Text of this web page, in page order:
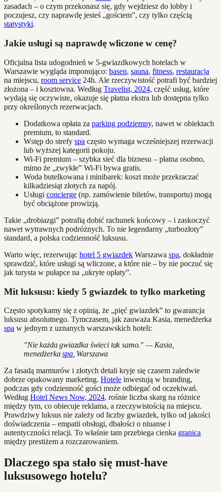
zasadach – o czym przekonasz się, gdy wejdziesz do lobby i
poczujesz, czy naprawdę jesteś „gościem”, czy tylko częścią
statystyki.
Jakie usługi są naprawdę wliczone w cenę?
Oficjalna lista udogodnień w 5-gwiazdkowych hotelach w
Warszawie wygląda imponująco: basen, sauna, fitness, restauracja
na miejscu, room service 24h. Ale rzeczywistość potrafi być bardziej
złożona – i kosztowna. Według Travelist, 2024, część usług, które
wydają się oczywiste, okazuje się płatna ekstra lub dostępna tylko
przy określonych rezerwacjach.
Dodatkowa opłata za parking podziemny, nawet w obiektach
premium, to standard.
Wstęp do strefy spa często wymaga wcześniejszej rezerwacji
lub wyższej kategorii pokoju.
Wi-Fi premium – szybka sieć dla biznesu – płatna osobno,
mimo że „zwykłe” Wi-Fi bywa gratis.
Woda butelkowana i minibarek: koszt może przekraczać
kilkadziesiąt złotych za napój.
Usługi concierge (np. zamówienie biletów, transportu) mogą
być obciążone prowizją.
Takie „drobiazgi” potrafią dobić rachunek końcowy – i zaskoczyć
nawet wytrawnych podróżnych. To nie legendarny „turbozłoty”
standard, a polska codzienność luksusu.
Warto więc, rezerwując hotel 5 gwiazdek Warszawa spa, dokładnie
sprawdzić, które usługi są wliczone, a które nie – by nie poczuć się
jak turysta w pułapce na „ukryte opłaty”.
Mit luksusu: kiedy 5 gwiazdek to tylko marketing
Często spotykamy się z opinią, że „pięć gwiazdek” to gwarancja
luksusu absolutnego. Tymczasem, jak zauważa Kasia, menedżerka
spa w jednym z uznanych warszawskich hoteli:
"Nie każda gwiazdka świeci tak samo." — Kasia,
menedżerkaspa, Warszawa
Za fasadą marmurów i złotych detali kryje się czasem zaledwie
dobrze opakowany marketing. Hotele inwestują w branding,
podczas gdy codzienność gości może odbiegać od oczekiwań.
Według Hotel News Now, 2024, rośnie liczba skarg na różnice
między tym, co obiecuje reklama, a rzeczywistością na miejscu.
Prawdziwy luksus nie zależy od liczby gwiazdek, tylko od jakości
doświadczenia – empatii obsługi, dbałości o niuanse i
autentyczności relacji. To właśnie tam przebiega cienka granica
między prestiżem a rozczarowaniem.
Dlaczego spa stało się must-have
luksusowego hotelu?